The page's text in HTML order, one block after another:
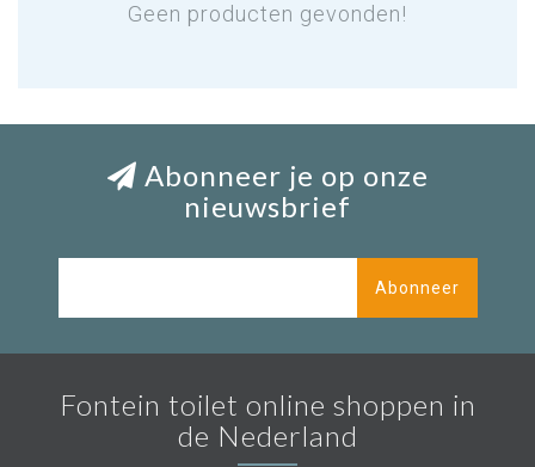
Geen producten gevonden!
Abonneer je op onze
nieuwsbrief
Abonneer
Fontein toilet online shoppen in
de Nederland